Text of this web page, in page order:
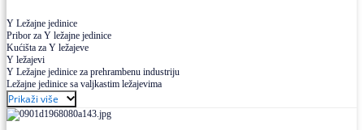
Y Ležajne jedinice
Pribor za Y ležajne jedinice
Kućišta za Y ležajeve
Y ležajevi
Y Ležajne jedinice za prehrambenu industriju
Ležajne jedinice sa valjkastim ležajevima
Prikaži više